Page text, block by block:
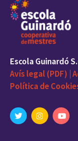
Escola Guinardó
Avís legal (PDF) |
Política de